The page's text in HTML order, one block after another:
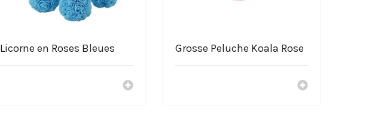
Licorne en Roses Bleues Grosse Peluche Koala Rose